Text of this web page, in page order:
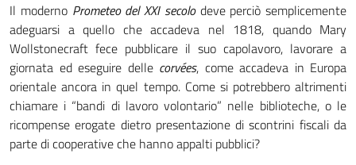
Il moderno Prometeo del XXI secolodeve perciò semplicemente
adeguarsi a quello che accadeva nel 1818, quando Mary
Wollstonecraft fece pubblicare il suo capolavoro, lavorare a
giornata ed eseguire delle corvées, come accadeva in Europa
orientale ancora in quel tempo. Come si potrebbero altrimenti
chiamare i “bandi di lavoro volontario” nelle biblioteche, o le
ricompense erogate dietro presentazione di scontrini fiscali da
parte di cooperative che hanno appalti pubblici?